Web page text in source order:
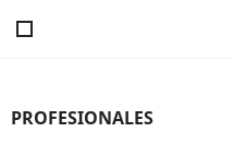
PROFESIONALES